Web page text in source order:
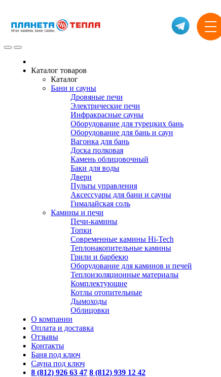
Каталог товаров
Каталог
Бани и сауны
Дровяные печи
Электрические печи
Инфракрасные сауны
Оборудование для турецких бань
Оборудование для бань и саун
Вагонка для бань
Доска полковая
Камень облицовочный
Баки для воды
Двери
Пульты управления
Аксессуары для бани и сауны
Гималайская соль
Камины и печи
Печи-камины
Топки
Современные камины Hi-Tech
Теплонакопительные камины
Грили и барбекю
Оборудование для каминов и печей
Теплоизоляционные материалы
Комплектующие
Котлы отопительные
Дымоходы
Облицовки
О компании
Оплата и доставка
Отзывы
Контакты
Баня под ключ
Сауна под ключ
8 (812) 926 63 47 8 (812) 939 12 42